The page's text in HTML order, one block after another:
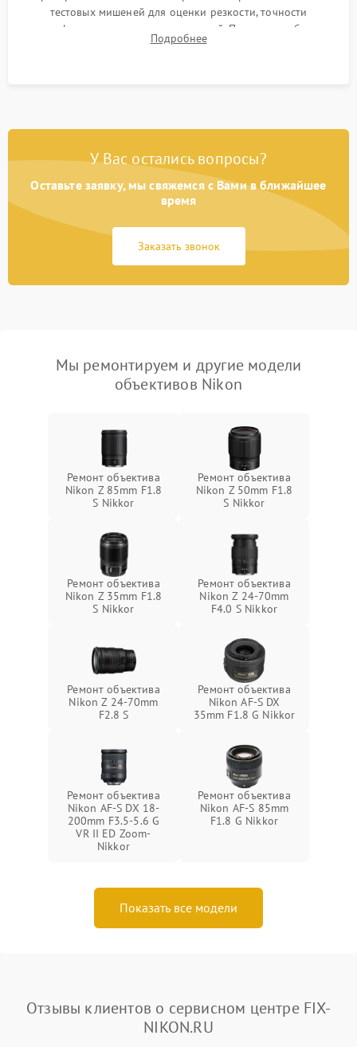
тестовых мишеней для оценки резкости, точности
автофокуса и отсутствия искажений. Проверка работы
диафрагмы на закрытых значениях и тестирование
Подробнее
У Вас остались вопросы?
Оставьте заявку, мы свяжемся с Вами в ближайшее
время
Заказать звонок
Мы ремонтируем и другие модели
объективов Nikon
Ремонт объектива
Nikon Z 85mm F1.8
S Nikkor
Ремонт объектива
Nikon Z 50mm F1.8
S Nikkor
Ремонт объектива
Nikon Z 35mm F1.8
S Nikkor
Ремонт объектива
Nikon Z 24-70mm
F4.0 S Nikkor
Ремонт объектива
Nikon Z 24-70mm
F2.8 S
Ремонт объектива
Nikon AF-S DX
35mm F1.8 G Nikkor
Ремонт объектива
Nikon AF-S DX 18-
200mm F3.5-5.6 G
VR II ED Zoom-
Nikkor
Ремонт объектива
Nikon AF-S 85mm
F1.8 G Nikkor
Показать все модели
Отзывы клиентов о сервисном центре FIX-
NIKON.RU